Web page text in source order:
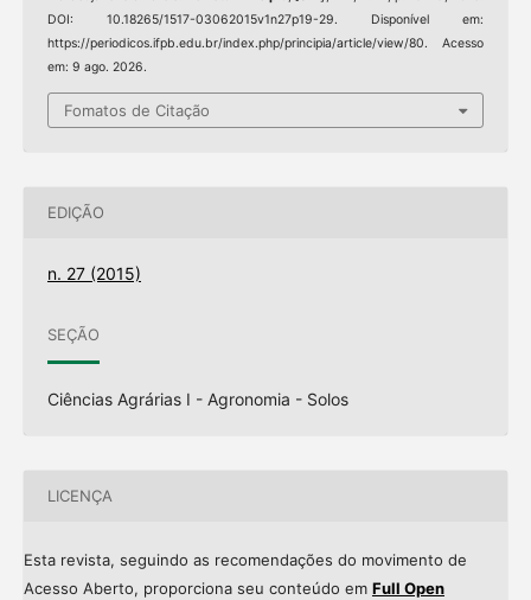
DOI: 10.18265/1517-03062015v1n27p19-29. Disponível em:
https://periodicos.ifpb.edu.br/index.php/principia/article/view/80. Acesso
em: 9 ago. 2026.
Fomatos de Citação
EDIÇÃO
n. 27 (2015)
SEÇÃO
Ciências Agrárias I - Agronomia - Solos
LICENÇA
Esta revista, seguindo as recomendações do movimento de
Acesso Aberto, proporciona seu conteúdo em Full Open